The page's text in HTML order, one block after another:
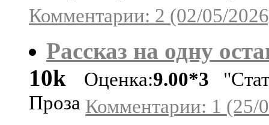
Комментарии: 2 (02/05/
Рассказ на одну
10k
Оценка:9.00*3
Проза Комментарии: 1 (25/